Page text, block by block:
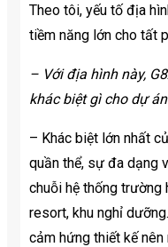
Theo tôi, yếu tố địa
tiềm năng lớn cho tất
– Với địa hình này,
khác biệt gì cho dự
– Khác biệt lớn nhất
quần thể, sự đa dạng
chuỗi hệ thống trường
resort, khu nghỉ
cảm hứng thiết kế nên